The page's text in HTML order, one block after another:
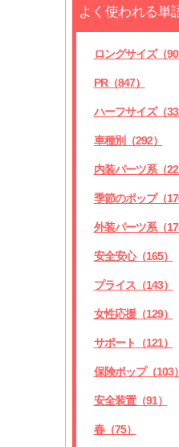
よく使われる単
ロングサイズ（
PR（847）
ハーフサイズ（
車種別（292）
内装パーツ系（
季節のポップ（
外装パーツ系（
安全安心（165）
プライス（143）
女性応援（129）
サポート（121）
保険ポップ（103）
安全装置（91）
春（75）